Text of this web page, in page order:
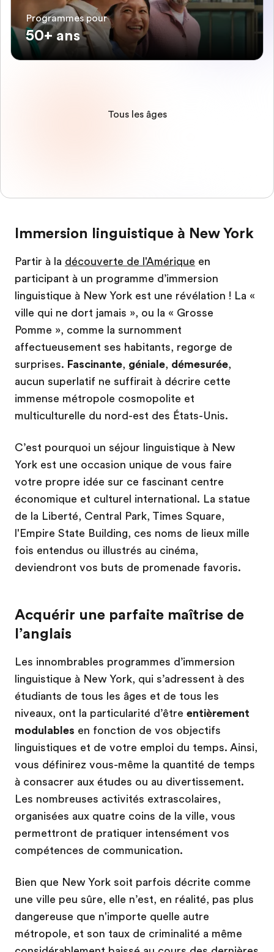
Programmes pour
50+ ans
Tous les âges
Immersion linguistique à New York
Partir à la découverte de l'Amérique en
participant à un programme d’immersion
linguistique à New York est une révélation ! La «
ville qui ne dort jamais », ou la « Grosse
Pomme », comme la surnomment
affectueusement ses habitants, regorge de
surprises. Fascinante, géniale, démesurée,
aucun superlatif ne suffirait à décrire cette
immense métropole cosmopolite et
multiculturelle du nord-est des États-Unis.
C’est pourquoi un séjour linguistique à New
York est une occasion unique de vous faire
votre propre idée sur ce fascinant centre
économique et culturel international. La statue
de la Liberté, Central Park, Times Square,
l'Empire State Building, ces noms de lieux mille
fois entendus ou illustrés au cinéma,
deviendront vos buts de promenade favoris.
Acquérir une parfaite maîtrise de
l’anglais
Les innombrables programmes d’immersion
linguistique à New York, qui s’adressent à des
étudiants de tous les âges et de tous les
niveaux, ont la particularité d’être entièrement
modulables en fonction de vos objectifs
linguistiques et de votre emploi du temps. Ainsi,
vous définirez vous-même la quantité de temps
à consacrer aux études ou au divertissement.
Les nombreuses activités extrascolaires,
organisées aux quatre coins de la ville, vous
permettront de pratiquer intensément vos
compétences de communication.
Bien que New York soit parfois décrite comme
une ville peu sûre, elle n’est, en réalité, pas plus
dangereuse que n'importe quelle autre
métropole, et son taux de criminalité a même